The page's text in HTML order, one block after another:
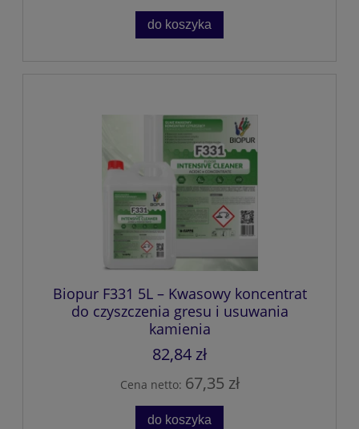
do koszyka
Biopur F331 5L – Kwasowy koncentrat
do czyszczenia gresu i usuwania
kamienia
82,84 zł
Cena netto: 67,35 zł
do koszyka